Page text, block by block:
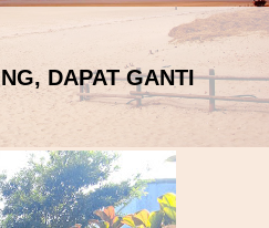
DAPAT GANTI